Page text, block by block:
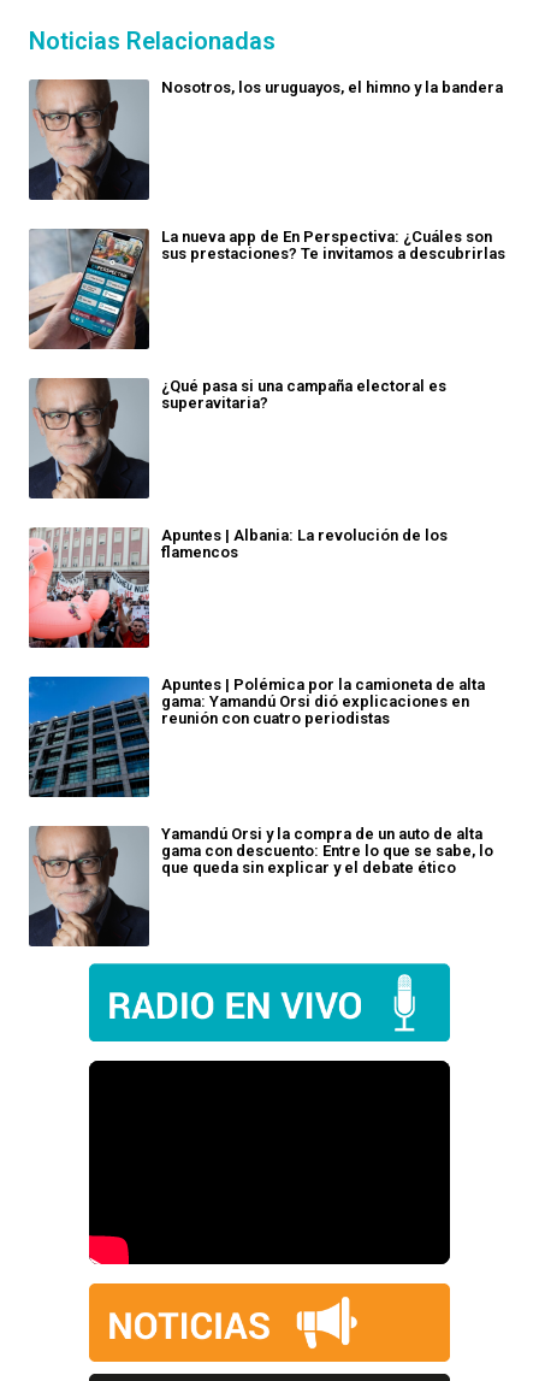
Noticias Relacionadas
Nosotros, los uruguayos, el himno y la bandera
La nueva app de En Perspectiva: ¿Cuáles son
sus prestaciones? Te invitamos a descubrirlas
¿Qué pasa si una campaña electoral es
superavitaria?
Apuntes | Albania: La revolución de los
flamencos
Apuntes | Polémica por la camioneta de alta
gama: Yamandú Orsi dió explicaciones en
reunión con cuatro periodistas
Yamandú Orsi y la compra de un auto de alta
gama con descuento: Entre lo que se sabe, lo
que queda sin explicar y el debate ético